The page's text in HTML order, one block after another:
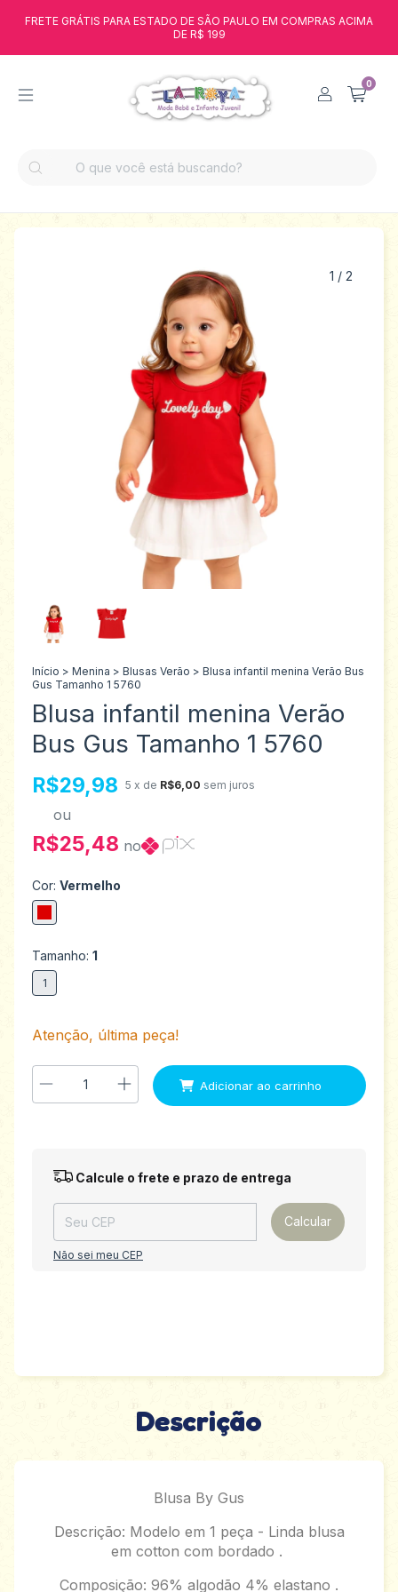
FRETE GRÁTIS PARA ESTADO DE SÃO PAULO EM COMPRAS ACIMA
DE R$ 199
0
1 / 2
Início > Menina > Blusas Verão > Blusa infantil menina Verão Bus
Gus Tamanho 1 5760
Blusa infantil menina Verão
Bus Gus Tamanho 1 5760
R$29,98 5 x de R$6,00 sem juros
ou
R$25,48 no
Cor: Vermelho
Tamanho: 1
1
Atenção, última peça!
Entregas para o CEP: Alterar CEP
Calcule o frete e prazo de entrega
Calcular
Não sei meu CEP
Descrição
Blusa By Gus
Descrição: Modelo em 1 peça - Linda blusa
em cotton com bordado .
Composição: 96% algodão 4% elastano .